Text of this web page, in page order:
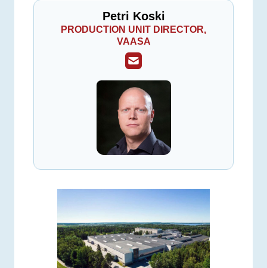
Petri Koski
PRODUCTION UNIT DIRECTOR,
VAASA